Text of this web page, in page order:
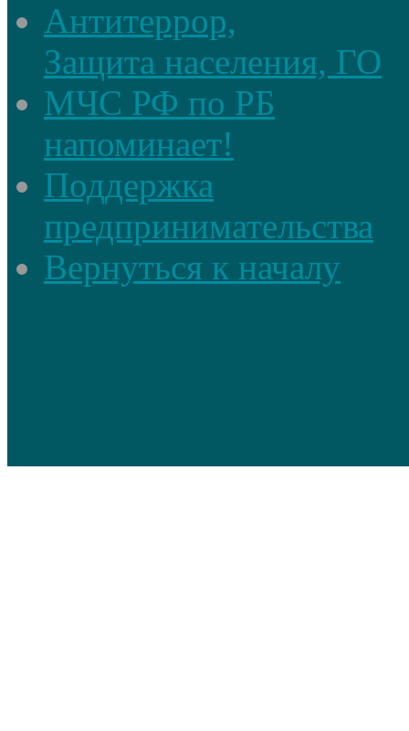
Антитеррор,
Защита населения, ГО
МЧС РФ по РБ
напоминает!
Поддержка
предпринимательства
Вернуться к началу